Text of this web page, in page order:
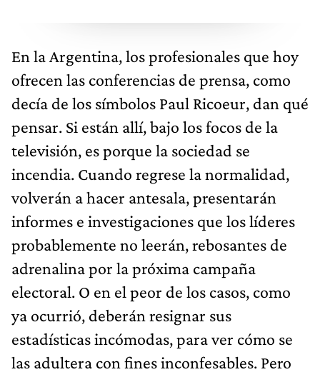
En la Argentina, los profesionales que hoy
ofrecen las conferencias de prensa, como
decía de los símbolos Paul Ricoeur, dan qué
pensar. Si están allí, bajo los focos de la
televisión, es porque la sociedad se
incendia. Cuando regrese la normalidad,
volverán a hacer antesala, presentarán
informes e investigaciones que los líderes
probablemente no leerán, rebosantes de
adrenalina por la próxima campaña
electoral. O en el peor de los casos, como
ya ocurrió, deberán resignar sus
estadísticas incómodas, para ver cómo se
las adultera con fines inconfesables. Pero